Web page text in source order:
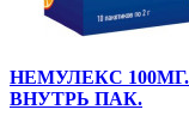
НЕМУЛЕКС
ВНУТРЬ ПАК.